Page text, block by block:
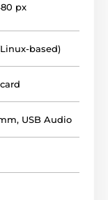
px
based)
, USB Audio